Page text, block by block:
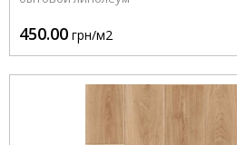
450.00 грн/м2